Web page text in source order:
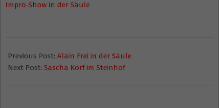
Impro-Show in der Säule
01-
14
Previous Post: Alain Frei in der Säule
Next Post: Sascha Korf im Steinhof